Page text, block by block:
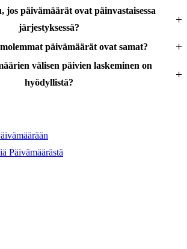
jos päivämäärät ovat päinvastaisessa
järjestyksessä?
päivämäärät ovat samat?
välisen päivien laskeminen on
hyödyllistä?
Päivämäärästä